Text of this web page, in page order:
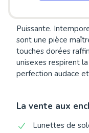
Puissante.
sont une pièce
touches dorées
unisexes respirent
perfection audace
La vente aux
Lunettes de